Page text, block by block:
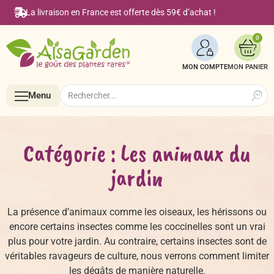
La livraison en France est offerte dès 59€ d’achat !
MON COMPTE
0
Menu
Boutique en ligne
Semences BIO de A à Z
Le Blog Alsagarden
Search
for:
Catégorie : Les animaux du
jardin
La présence d’animaux comme les oiseaux, les hérissons ou
encore certains insectes comme les coccinelles sont un vrai
plus pour votre jardin. Au contraire, certains insectes sont de
véritables ravageurs de culture, nous verrons comment limiter
les dégâts de manière naturelle.